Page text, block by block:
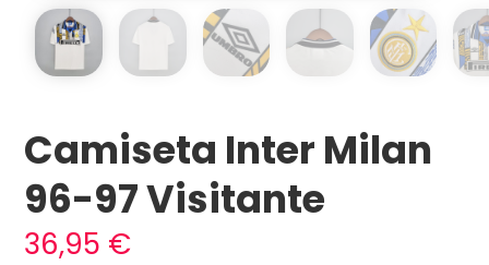
Camiseta Inter Milan
96-97 Visitante
36,95 €